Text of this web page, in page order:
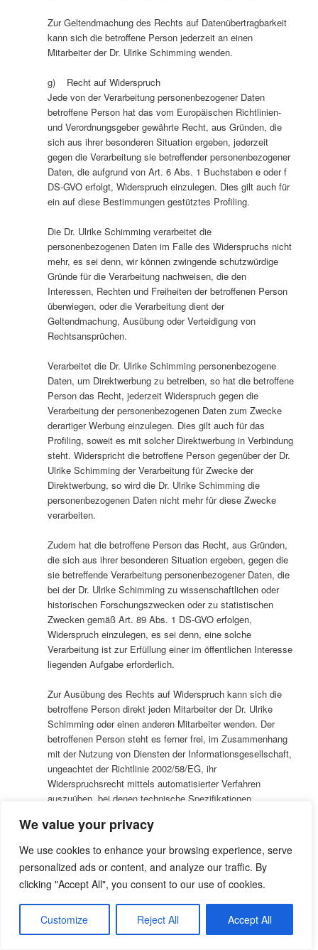
We value your privacy
We use cookies to enhance your browsing experience, serve
personalized ads or content, and analyze our traffic. By
clicking "Accept All", you consent to our use of cookies.
Customize Reject All Accept All
Zur Geltendmachung des Rechts auf Datenübertragbarkeit
kann sich die betroffene Person jederzeit an einen
Mitarbeiter der Dr. Ulrike Schimming wenden.
g) Recht auf Widerspruch
Jede von der Verarbeitung personenbezogener Daten
betroffene Person hat das vom Europäischen Richtlinien-
und Verordnungsgeber gewährte Recht, aus Gründen, die
sich aus ihrer besonderen Situation ergeben, jederzeit
gegen die Verarbeitung sie betreffender personenbezogener
Daten, die aufgrund von Art. 6 Abs. 1 Buchstaben e oder f
DS-GVO erfolgt, Widerspruch einzulegen. Dies gilt auch für
ein auf diese Bestimmungen gestütztes Profiling.
Die Dr. Ulrike Schimming verarbeitet die
personenbezogenen Daten im Falle des Widerspruchs nicht
mehr, es sei denn, wir können zwingende schutzwürdige
Gründe für die Verarbeitung nachweisen, die den
Interessen, Rechten und Freiheiten der betroffenen Person
überwiegen, oder die Verarbeitung dient der
Geltendmachung, Ausübung oder Verteidigung von
Rechtsansprüchen.
Verarbeitet die Dr. Ulrike Schimming personenbezogene
Daten, um Direktwerbung zu betreiben, so hat die betroffene
Person das Recht, jederzeit Widerspruch gegen die
Verarbeitung der personenbezogenen Daten zum Zwecke
derartiger Werbung einzulegen. Dies gilt auch für das
Profiling, soweit es mit solcher Direktwerbung in Verbindung
steht. Widerspricht die betroffene Person gegenüber der Dr.
Ulrike Schimming der Verarbeitung für Zwecke der
Direktwerbung, so wird die Dr. Ulrike Schimming die
personenbezogenen Daten nicht mehr für diese Zwecke
verarbeiten.
Zudem hat die betroffene Person das Recht, aus Gründen,
die sich aus ihrer besonderen Situation ergeben, gegen die
sie betreffende Verarbeitung personenbezogener Daten, die
bei der Dr. Ulrike Schimming zu wissenschaftlichen oder
historischen Forschungszwecken oder zu statistischen
Zwecken gemäß Art. 89 Abs. 1 DS-GVO erfolgen,
Widerspruch einzulegen, es sei denn, eine solche
Verarbeitung ist zur Erfüllung einer im öffentlichen Interesse
liegenden Aufgabe erforderlich.
Zur Ausübung des Rechts auf Widerspruch kann sich die
betroffene Person direkt jeden Mitarbeiter der Dr. Ulrike
Schimming oder einen anderen Mitarbeiter wenden. Der
betroffenen Person steht es ferner frei, im Zusammenhang
mit der Nutzung von Diensten der Informationsgesellschaft,
ungeachtet der Richtlinie 2002/58/EG, ihr
Widerspruchsrecht mittels automatisierter Verfahren
auszuüben, bei denen technische Spezifikationen
h) Automatisierte Entscheidungen im Einzelfall
einschließlich Profiling
Jede von der Verarbeitung personenbezogener Daten
betroffene Person hat das vom Europäischen Richtlinien-
und Verordnungsgeber gewährte Recht, nicht einer
ausschließlich auf einer automatisierten Verarbeitung —
einschließlich Profiling — beruhenden Entscheidung